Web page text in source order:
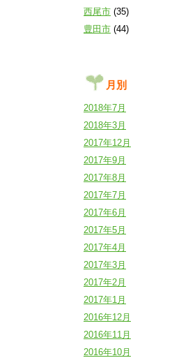
西尾市 (35)
豊田市 (44)
月別
2018年7月
2018年3月
2017年12月
2017年9月
2017年8月
2017年7月
2017年6月
2017年5月
2017年4月
2017年3月
2017年2月
2017年1月
2016年12月
2016年11月
2016年10月